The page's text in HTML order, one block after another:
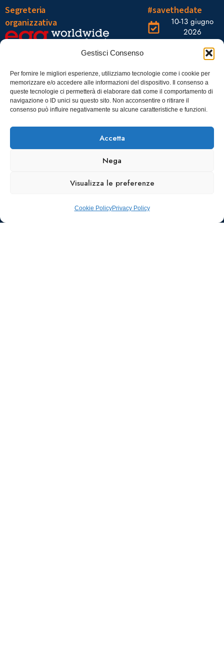
Gestisci Consenso
Per fornire le migliori esperienze, utilizziamo tecnologie come i cookie per
memorizzare e/o accedere alle informazioni del dispositivo. Il consenso a
queste tecnologie ci permetterà di elaborare dati come il comportamento di
navigazione o ID unici su questo sito. Non acconsentire o ritirare il
consenso può influire negativamente su alcune caratteristiche e funzioni.
Accetta
Nega
Visualizza le preferenze
Cookie PolicyPrivacy Policy
Segreteria
organizzativa
Tel.: 06328121
infoaiic2026@ega.it
#savethedate
10-13 giugno
2026
OGR Torino
Castelfidardo,
22 10128
Torino
SCARICA
ICS